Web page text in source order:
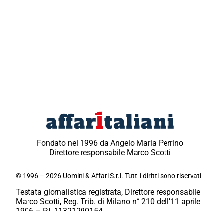
Fondato nel 1996 da Angelo Maria Perrino
Direttore responsabile Marco Scotti
© 1996 – 2026 Uomini & Affari S.r.l. Tutti i diritti sono riservati
Testata giornalistica registrata, Direttore responsabile
Marco Scotti, Reg. Trib. di Milano n° 210 dell’11 aprile